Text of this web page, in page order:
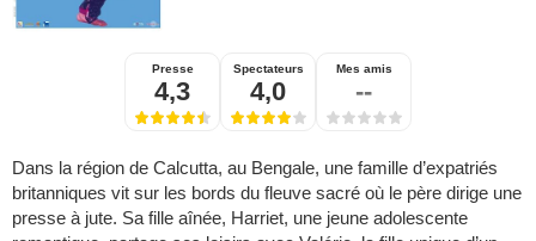
Presse
4,3
Spectateurs
4,0
Mes amis
--
Dans la région de Calcutta, au Bengale, une famille d’expatriés
britanniques vit sur les bords du fleuve sacré où le père dirige une
presse à jute. Sa fille aînée, Harriet, une jeune adolescente